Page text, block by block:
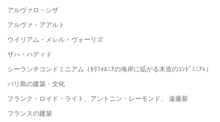
アルヴァロ・シザ
アルヴァ・アアルト
ウイリアム・メレル・ヴォーリズ
ザハ・ハディド
シーランチコンドミニアム（ｶﾘﾌｫﾙﾆｱの海岸に拡がる木造のｺﾝﾄﾞﾐﾆｱﾑ）
バリ島の建築・文化
フランク・ロイド・ライト、アントニン・レーモンド、 遠藤新
フランスの建築